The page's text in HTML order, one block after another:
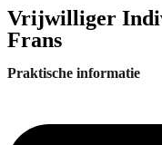
Vrijwilliger
Frans
Praktische informatie